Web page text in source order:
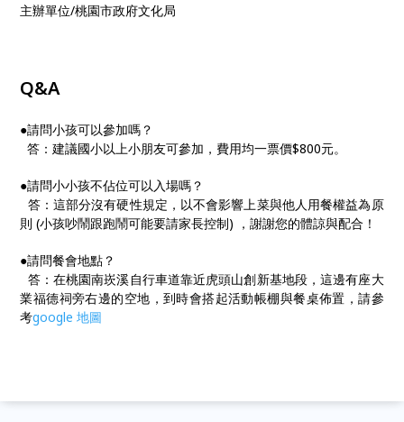
主辦單位/桃園市政府文化局
Q&A
●請問小孩可以參加嗎？
答：建議國小以上小朋友可參加，費用均一票價$800元。
●請問小小孩不佔位可以入場嗎？
答：這部分沒有硬性規定，以不會影響上菜與他人用餐權益為原
則 (小孩吵鬧跟跑鬧可能要請家長控制) ，謝謝您的體諒與配合！
●請問餐會地點？
答：在桃園南崁溪自行車道靠近虎頭山創新基地段，這邊有座大
業福德祠旁右邊的空地，到時會搭起活動帳棚與餐桌佈置，請參
考google 地圖